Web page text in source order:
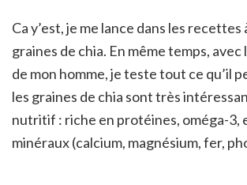
Ca y’est, je me lance dans les recettes
graines de chia. En même temps,
de mon homme, je teste tout ce qu’il
les graines de chia sont très
nutritif : riche en protéines, oméga-3,
minéraux (calcium, magnésium, fer,